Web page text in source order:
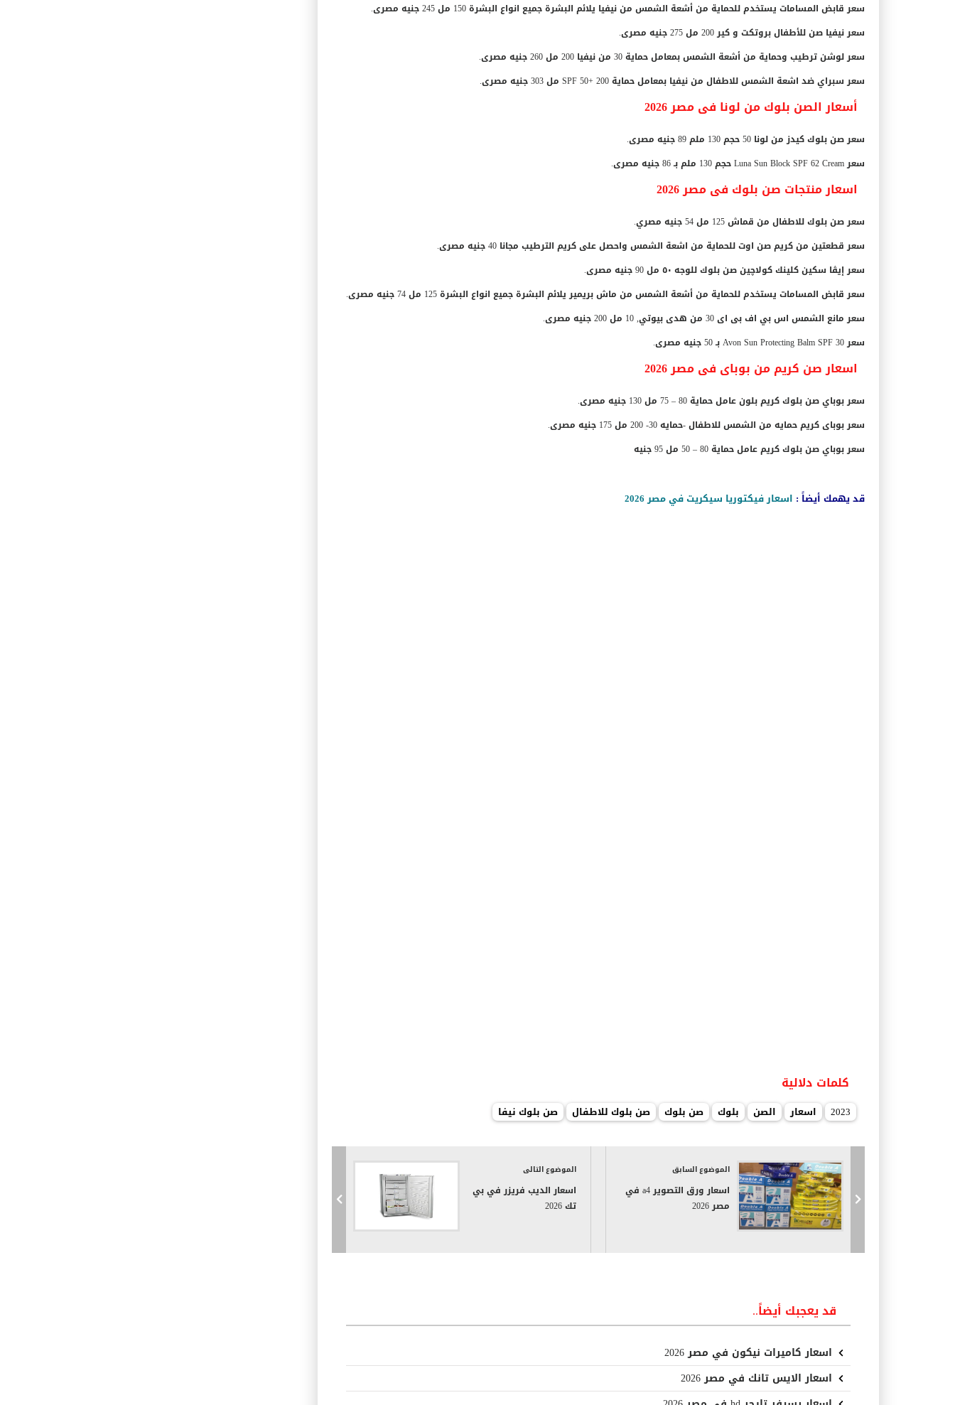
سعر قابض المسامات يستخدم للحماية من أشعة الشمس من نيفيا يلائم البشرة جميع انواع البشرة 150 مل
245 جنيه مصرى.
سعر نيفيا صن للأطفال بروتكت و كير 200 مل 275 جنيه مصرى.
سعر لوشن ترطيب وحماية من أشعة الشمس بمعامل حماية 30 من نيفيا 200 مل 260 جنيه مصرى.
سعر سبراي ضد اشعة الشمس للاطفال من نيفيا بمعامل حماية SPF 50+ 200 مل 303 جنيه مصرى.
أسعار الصن بلوك من لونا فى مصر 2026
سعر صن بلوك كيدز من لونا 50 حجم 130 ملم 89 جنيه مصرى.
سعر Luna Sun Block SPF 62 Cream حجم 130 ملم بـ
86 جنيه مصرى.
اسعار منتجات صن بلوك فى مصر 2026
سعر صن بلوك للاطفال من قماش 125 مل 54 جنيه مصري.
سعر قطعتين من كريم صن اوت للحماية من اشعة الشمس واحصل على كريم الترطيب مجانا 40 جنيه مصرى.
سعر إيڤا سكين كلينك كولاچين صن بلوك للوجه ٥٠ مل 90 جنيه مصرى.
سعر قابض المسامات يستخدم للحماية من أشعة الشمس من ماش بريمير يلائم البشرة جميع انواع البشرة 125 مل
74 جنيه مصرى.
سعر مانع الشمس اس بي اف بى اى 30 من هدى بيوتي, 10 مل 200 جنيه مصرى.
سعر Avon Sun Protecting Balm SPF 30 بـ
50 جنيه مصرى.
اسعار صن كريم من بوباى فى مصر 2026
سعر بوباي صن بلوك كريم بلون عامل حماية 80 – 75 مل 130 جنيه مصرى.
سعر بوباى كريم حمايه من الشمس للاطفال -حمايه 30- 200 مل
175 جنيه مصرى.
سعر بوباي صن بلوك كريم عامل حماية 80 – 50 مل 95 جنيه
قد يهمك أيضاً : اسعار فيكتوريا سيكريت في مصر 2026
كلمات دلالية
2023 اسعار الصن بلوك صن بلوك صن بلوك للاطفال صن بلوك نيفا
الموضوع السابق
اسعار ورق التصوير a4 في
مصر 2026
الموضوع التالى
اسعار الديب فريزر في بي
تك 2026
قد يعجبك أيضاً..
اسعار كاميرات نيكون في مصر 2026
اسعار الايس تانك في مصر 2026